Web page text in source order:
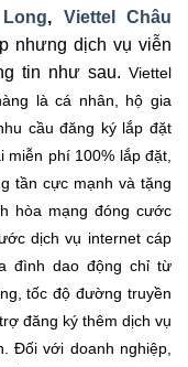
, Viettel Châu
nhưng dịch vụ viễn
tin như sau. Viettel
là cá nhân, hộ gia
cầu đăng ký lắp đặt
phí 100% lắp đặt,
tần cực mạnh và tặng
hòa mạng đóng cước
dịch vụ internet cáp
đình dao động chỉ từ
tốc độ đường truyền
đăng ký thêm dịch vụ
Đối với doanh nghiệp,